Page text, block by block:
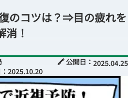
のコツは？⇒目の疲れを
消！
🖍 公開日： 2025.04.25
2025.10.20